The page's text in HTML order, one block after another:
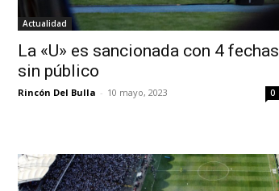
Actualidad
La «U» es sancionada con 4 fechas
sin público
Rincón Del Bulla - 10 mayo, 2023 0